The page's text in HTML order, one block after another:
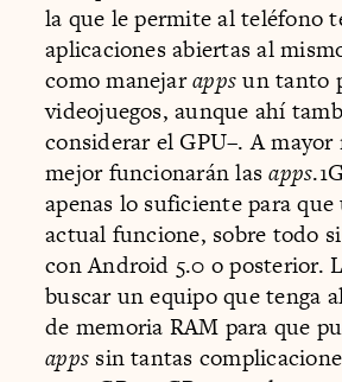
la que le permite al teléfono
aplicaciones abiertas al
como manejarappsun tanto
videojuegos, aunque ahí
considerar el GPU–. A
mejor funcionarán lasapps
apenas lo suficiente para
actual funcione, sobre todo
con Android 5.0 o posterior.
buscar un equipo que tenga
de memoria RAM para que
apps sin tantas